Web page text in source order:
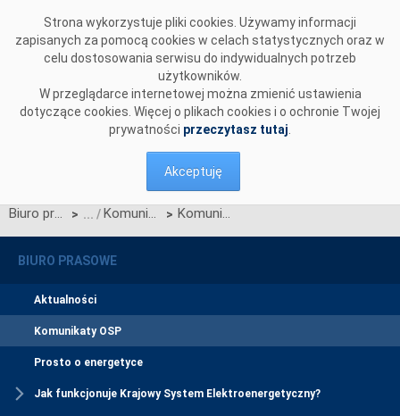
Strona wykorzystuje pliki cookies. Używamy informacji
zapisanych za pomocą cookies w celach statystycznych oraz w
celu dostosowania serwisu do indywidualnych potrzeb
użytkowników.
W przeglądarce internetowej można zmienić ustawienia
dotyczące cookies. Więcej o plikach cookies i o ochronie Twojej
prywatności przeczytasz tutaj
Akceptuję
Biuro prasowe > Komunikaty OSP > Komunikat Polskich Sieci Elektroenergetycznych S.A. w sprawie zmian Regulaminu rynku mocy wynikających z Karty aktualizacji nr RRM/Z/3/2021
BIURO PRASOWE
Aktualności
Komunikaty OSP
Prosto o energetyce
Jak funkcjonuje Krajowy System Elektroenergetyczny?